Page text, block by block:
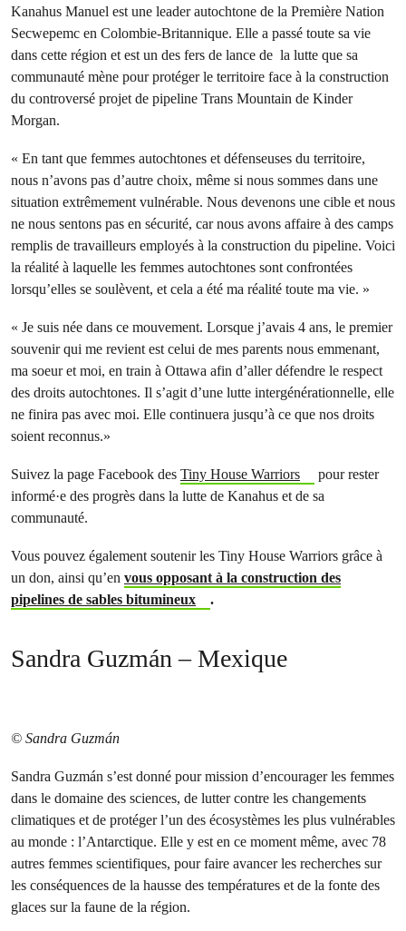
Kanahus Manuel est une leader autochtone de la Première Nation
Secwepemc en Colombie-Britannique. Elle a passé toute sa vie
dans cette région et est un des fers de lance de la lutte que sa
communauté mène pour protéger le territoire face à la construction
du controversé projet de pipeline Trans Mountain de Kinder
Morgan.
« En tant que femmes autochtones et défenseuses du territoire,
nous n’avons pas d’autre choix, même si nous sommes dans une
situation extrêmement vulnérable. Nous devenons une cible et nous
ne nous sentons pas en sécurité, car nous avons affaire à des camps
remplis de travailleurs employés à la construction du pipeline. Voici
la réalité à laquelle les femmes autochtones sont confrontées
lorsqu’elles se soulèvent, et cela a été ma réalité toute ma vie. »
« Je suis née dans ce mouvement. Lorsque j’avais 4 ans, le premier
souvenir qui me revient est celui de mes parents nous emmenant,
ma soeur et moi, en train à Ottawa afin d’aller défendre le respect
des droits autochtones. Il s’agit d’une lutte intergénérationnelle, elle
ne finira pas avec moi. Elle continuera jusqu’à ce que nos droits
soient reconnus.»
Suivez la page Facebook des Tiny House Warriors
pour rester
informé·e des progrès dans la lutte de Kanahus et de sa
communauté.
Vous pouvez également soutenir les Tiny House Warriors grâce à
un don, ainsi qu’en vous opposant à la construction des
pipelines de sables bitumineux
.
Sandra Guzmán – Mexique
© Sandra Guzmán
Sandra Guzmán s’est donné pour mission d’encourager les femmes
dans le domaine des sciences, de lutter contre les changements
climatiques et de protéger l’un des écosystèmes les plus vulnérables
au monde : l’Antarctique. Elle y est en ce moment même, avec 78
autres femmes scientifiques, pour faire avancer les recherches sur
les conséquences de la hausse des températures et de la fonte des
glaces sur la faune de la région.